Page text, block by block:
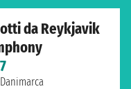
da Reykjavik